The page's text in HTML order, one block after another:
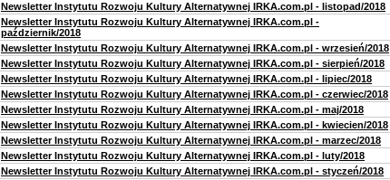
Newsletter Instytutu Rozwoju Kultury Alternatywnej IRKA.com.pl - listopad/2018
Newsletter Instytutu Rozwoju Kultury Alternatywnej IRKA.com.pl -
październik/2018
Newsletter Instytutu Rozwoju Kultury Alternatywnej IRKA.com.pl - wrzesień/2018
Newsletter Instytutu Rozwoju Kultury Alternatywnej IRKA.com.pl - sierpień/2018
Newsletter Instytutu Rozwoju Kultury Alternatywnej IRKA.com.pl - lipiec/2018
Newsletter Instytutu Rozwoju Kultury Alternatywnej IRKA.com.pl - czerwiec/2018
Newsletter Instytutu Rozwoju Kultury Alternatywnej IRKA.com.pl - maj/2018
Newsletter Instytutu Rozwoju Kultury Alternatywnej IRKA.com.pl - kwiecien/2018
Newsletter Instytutu Rozwoju Kultury Alternatywnej IRKA.com.pl - marzec/2018
Newsletter Instytutu Rozwoju Kultury Alternatywnej IRKA.com.pl - luty/2018
Newsletter Instytutu Rozwoju Kultury Alternatywnej IRKA.com.pl - styczeń/2018